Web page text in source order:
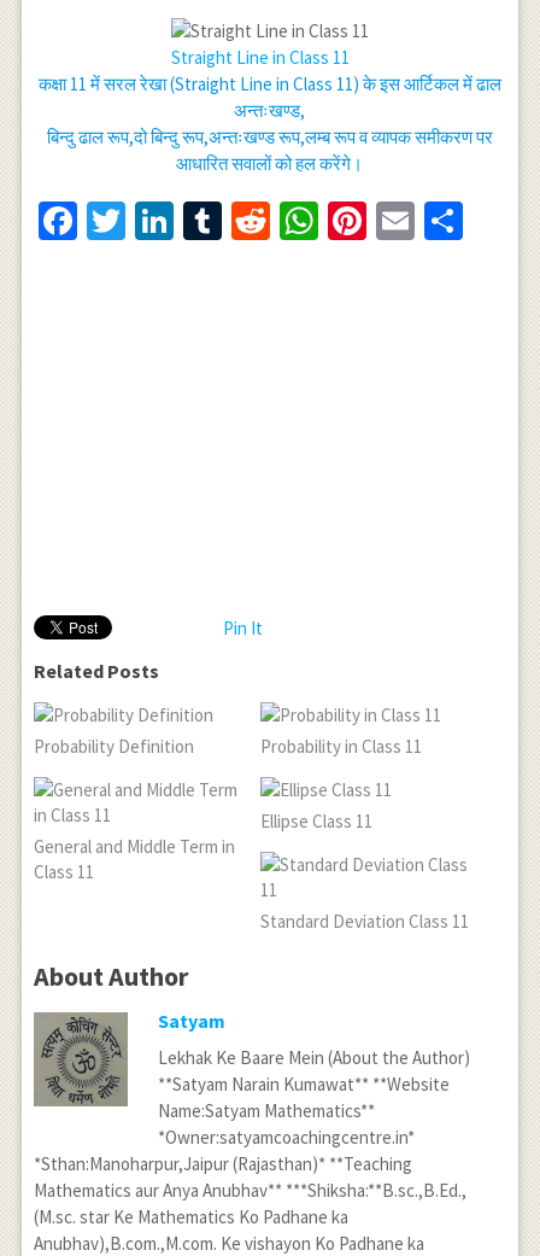
Straight Line in Class 11
कक्षा 11 में सरल रेखा (Straight Line in Class 11) के इस आर्टिकल में ढाल
अन्तःखण्ड,
बिन्दु ढाल रूप,दो बिन्दु रूप,अन्तःखण्ड रूप,लम्ब रूप व व्यापक समीकरण पर
आधारित सवालों को हल करेंगे।
Facebook
Twitter
LinkedIn
Tumblr
RedditWhatsApp
Pinterest
Email
Pin It
Related Posts
Probability Definition Probability in Class 11
General and Middle Term in
Class 11
Ellipse Class 11
Standard Deviation Class 11
About Author
Satyam
Lekhak Ke Baare Mein (About the Author)
**Satyam Narain Kumawat** **Website
Name:Satyam Mathematics**
*Owner:satyamcoachingcentre.in*
*Sthan:Manoharpur,Jaipur (Rajasthan)* **Teaching
Mathematics aur Anya Anubhav** ***Shiksha:**B.sc.,B.Ed.,
(M.sc. star Ke Mathematics Ko Padhane ka
Anubhav),B.com.,M.com. Ke vishayon Ko Padhane ka